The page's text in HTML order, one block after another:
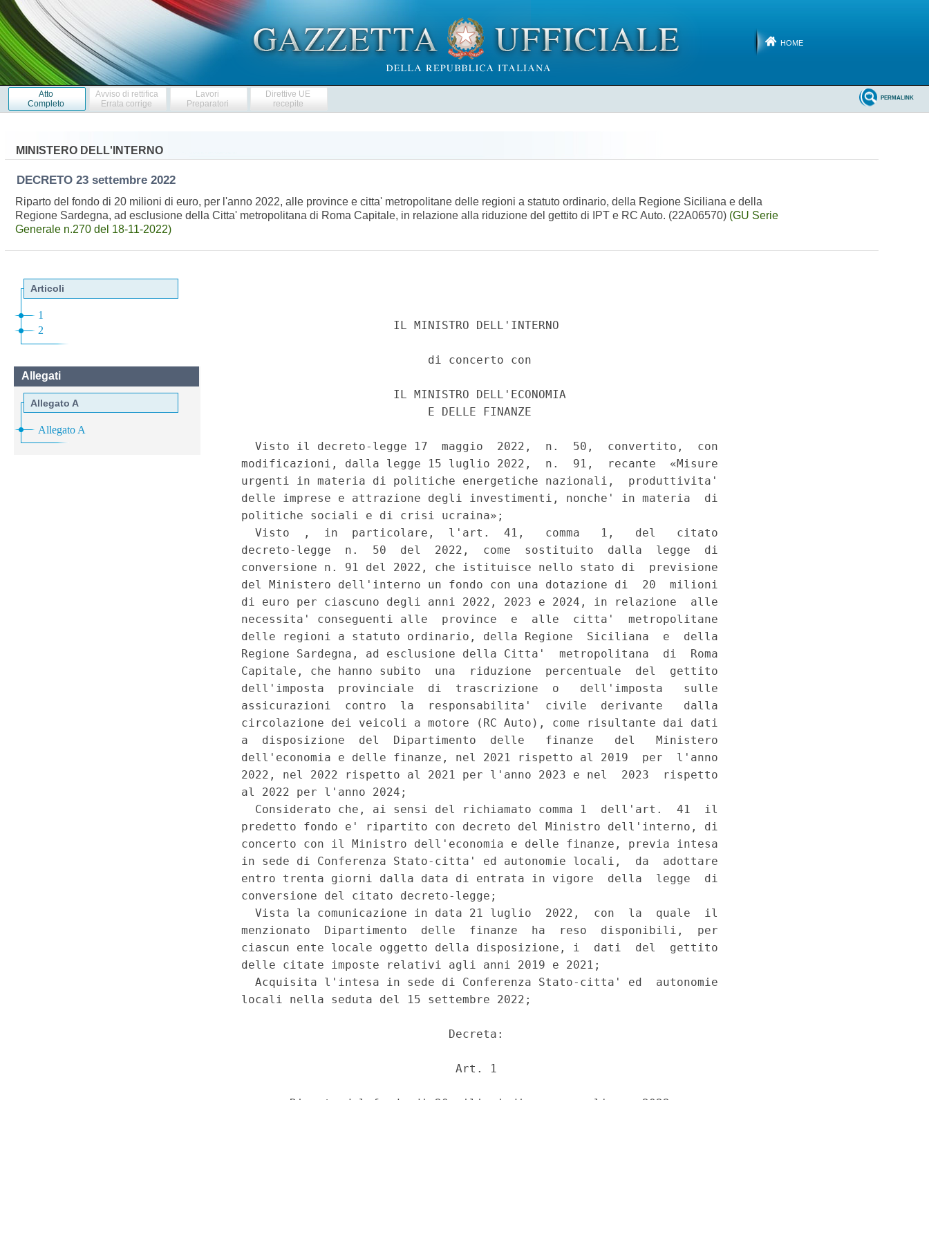
HOME
Atto
Completo
Avviso di rettifica
Errata corrige
Lavori
Preparatori
Direttive UE
recepite
PERMALINK
MINISTERO DELL'INTERNO
DECRETO 23 settembre 2022
Riparto del fondo di 20 milioni di euro, per l'anno 2022, alle province e citta' metropolitane delle regioni a statuto ordinario, della Regione Siciliana e della
Regione Sardegna, ad esclusione della Citta' metropolitana di Roma Capitale, in relazione alla riduzione del gettito di IPT e RC Auto. (22A06570) (GU Serie
Generale n.270 del 18-11-2022)